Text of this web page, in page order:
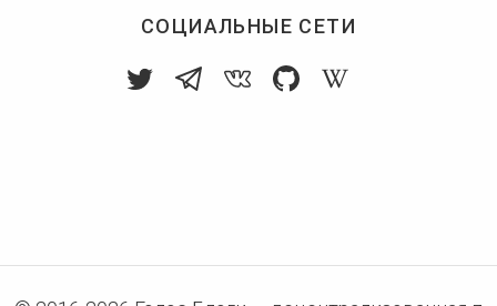
СОЦИАЛЬНЫЕ СЕТИ